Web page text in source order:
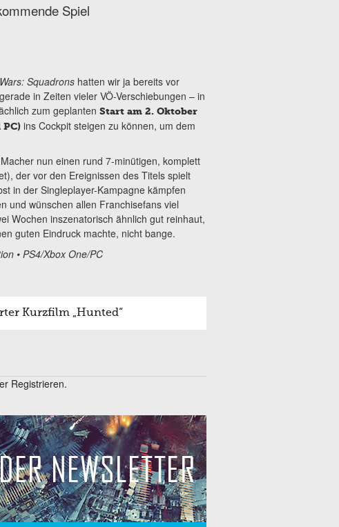
Spiel
Squadronshatten wir ja bereits vor
in Zeiten vieler VÖ-Verschiebungen – in
zum geplanten Start am 2. Oktober
ins Cockpit steigen zu können, um dem
nun einen rund 7-minütigen, komplett
der vor den Ereignissen des Titels spielt
in der Singleplayer-Kampagne kämpfen
und wünschen allen Franchisefans viel
Wochen inszenatorisch ähnlich gut reinhaut,
guten Eindruck machte, nicht bange.
• PS4/Xbox One/PC
Kurzfilm „Hunted“
Registrieren.